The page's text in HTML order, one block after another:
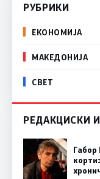
РУБРИКИ
ЕКОНОМИЈА
МАКЕДОНИЈА
СВЕТ
РЕДАКЦИСКИ
Габор